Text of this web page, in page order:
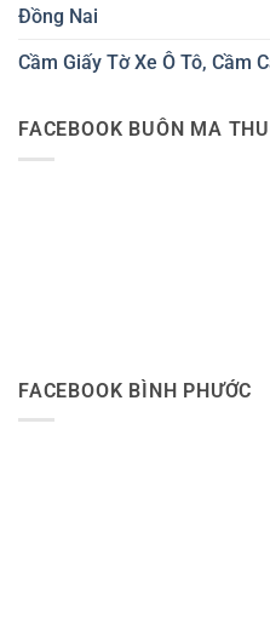
Đồng Nai
Cầm Giấy Tờ Xe Ô Tô, Cầm
FACEBOOK BUÔN MA
FACEBOOK BÌNH PHƯỚC